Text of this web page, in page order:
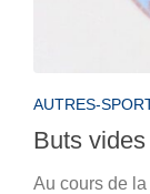
AUTRES-
Buts vides
Au cours de